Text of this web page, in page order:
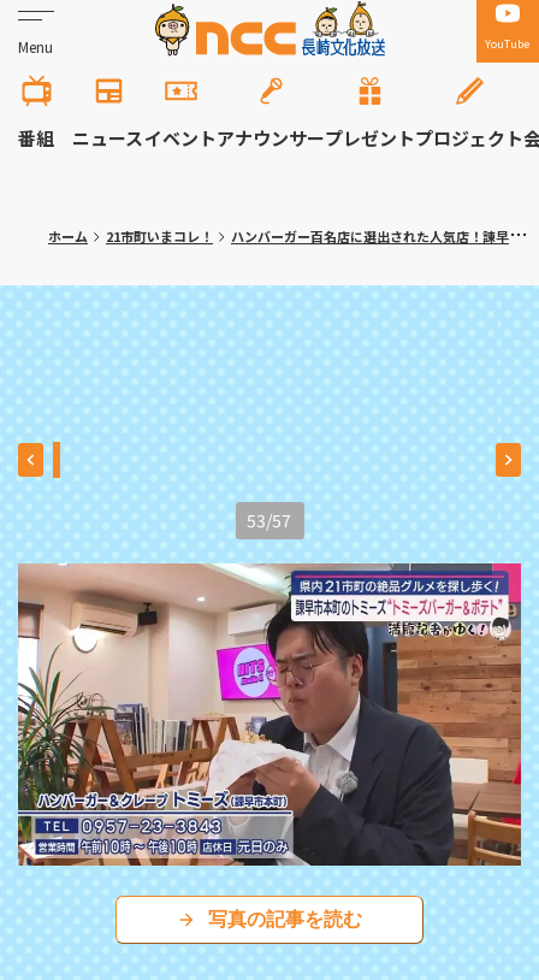
Menu YouTube
番組 ニュースイベントアナウンサープレゼントプロジェクト
ホーム 21市町いまコレ！ ハンバーガー百名店に選出された人気店！諫早市「ハンバーガー＆クレープ トミーズ」≪満腹記者がゆく⑩≫
53/57
写真の記事を読む